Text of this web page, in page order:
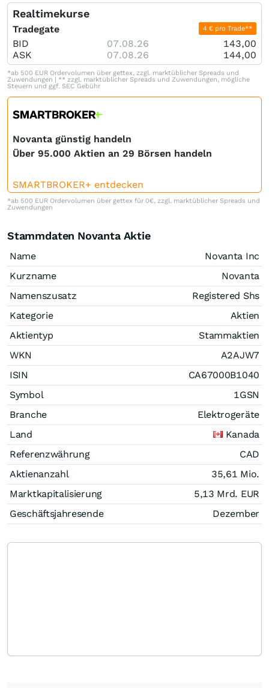
Realtimekurse
Tradegate 4 € pro Trade**
BID 07.08.26
143,00
ASK
07.08.26 144,00
*ab 500 EUR Ordervolumen über gettex, zzgl. marktüblicher Spreads und
Zuwendungen | ** zzgl. marktüblicher Spreads und Zuwendungen, mögliche
Steuern und ggf. SEC Gebühr
Novanta günstig handeln
Über 95.000 Aktien an 29 Börsen handeln
SMARTBROKER+ entdecken
*ab 500 EUR Ordervolumen über gettex für 0€, zzgl. marktüblicher Spreads und
Zuwendungen
Stammdaten Novanta Aktie
Name
Novanta Inc
Kurzname
Novanta
Namenszusatz
Registered Shs
Kategorie
Aktien
Aktientyp
Stammaktien
WKN
A2AJW7
ISIN
CA67000B1040
Symbol
1GSN
Branche
Elektrogeräte
Land
Kanada
Referenzwährung
CAD
Aktienanzahl
35,61 Mio.
Marktkapitalisierung
5,13 Mrd. EUR
Geschäftsjahresende
Dezember